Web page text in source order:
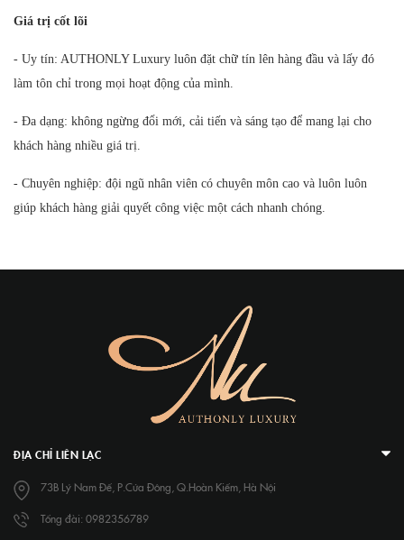
Giá trị cốt lõi
- Uy tín: AUTHONLY Luxury luôn đặt chữ tín lên hàng đầu và lấy đó
làm tôn chỉ trong mọi hoạt động của mình.
- Đa dạng: không ngừng đổi mới, cải tiến và sáng tạo để mang lại cho
khách hàng nhiều giá trị.
- Chuyên nghiệp: đội ngũ nhân viên có chuyên môn cao và luôn luôn
giúp khách hàng giải quyết công việc một cách nhanh chóng.
ĐỊA CHỈ LIÊN LẠC
73B Lý Nam Đế, P.Cửa Đông, Q.Hoàn Kiếm, Hà Nội
Tổng đài: 0982356789